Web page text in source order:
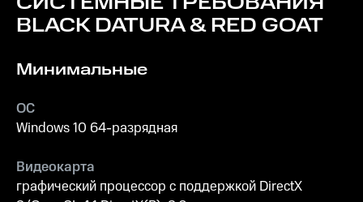
BLACK DATURA & RED GOAT
Минимальные
ОС
Windows 10 64-разрядная
Видеокарта
графический процессор с поддержкой DirectX